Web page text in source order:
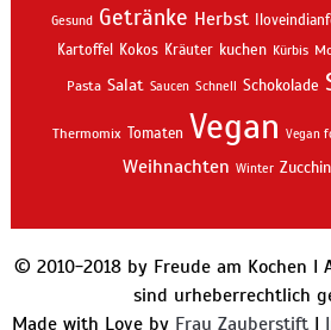
Gesund Getränke Herbst
Kartoffel Kokos Kräuter kuchen Kürbis
Pasta Salat Saucen Schnell Schokolade
Thermomix Tomaten Vegan Vegan
Weihnachten Winter
© 2010-2018 by Freude am Kochen I
sind urheberrechtlich
Made with Love by Frau ZauberstiftI